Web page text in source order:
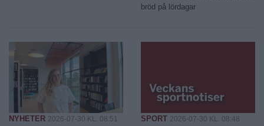
bröd på lördagar
NYHETER 2026-07-30 KL. 08:51 SPORT 2026-07-30 KL. 08:48